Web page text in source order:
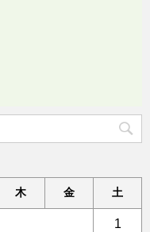
木 金 土
1